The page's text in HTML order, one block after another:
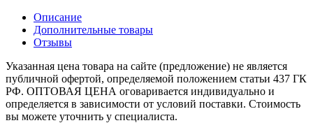
Описание
Дополнительные товары
Отзывы
Указанная цена товара на сайте (предложение) не является
публичной офертой, определяемой положением статьи 437 ГК
РФ. ОПТОВАЯ ЦЕНА оговаривается индивидуально и
определяется в зависимости от условий поставки. Стоимость
вы можете уточнить у специалиста.